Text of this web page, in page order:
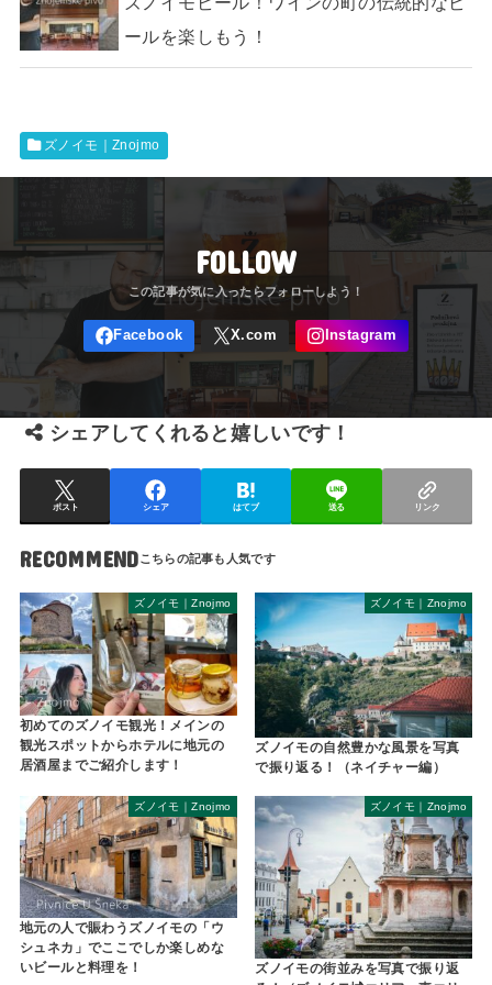
ールを楽しもう！
ズノイモ｜Znojmo
FOLLOW
シェアしてくれると嬉しいです！
ポスト シェア はてブ 送る リンク
RECOMMEND
ズノイモ｜Znojmo
初めてのズノイモ観光！メインの
観光スポットからホテルに地元の
居酒屋までご紹介します！
ズノイモ｜Znojmo
ズノイモの自然豊かな風景を写真
で振り返る！（ネイチャー編）
ズノイモ｜Znojmo
地元の人で賑わうズノイモの「ウ
シュネカ」でここでしか楽しめな
いビールと料理を！
ズノイモ｜Znojmo
ズノイモの街並みを写真で振り返